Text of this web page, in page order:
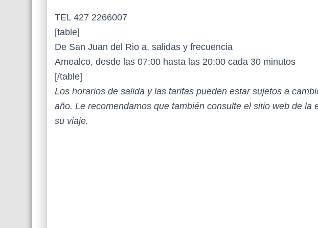
TEL 427 2266007
[table]
De San Juan del Rio a, salidas y frecuencia
Amealco, desde las 07:00 hasta las 20:00 cada 30 minutos
[/table]
Los horarios de salida y las tarifas pueden estar sujetos a
año. Le recomendamos que también consulte el sitio web de la
su viaje.